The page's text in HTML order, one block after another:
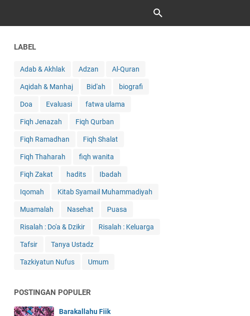
LABEL
Adab & Akhlak Adzan Al-Quran
Aqidah & Manhaj Bid'ah biografi
Doa Evaluasi fatwa ulama
Fiqh Jenazah Fiqh Qurban
Fiqh Ramadhan Fiqh Shalat
Fiqh Thaharah fiqh wanita
Fiqh Zakat hadits Ibadah
Iqomah Kitab Syamail Muhammadiyah
Muamalah Nasehat Puasa
Risalah : Do'a & Dzikir Risalah : Keluarga
Tafsir Tanya Ustadz
Tazkiyatun Nufus Umum
POSTINGAN POPULER
Barakallahu Fiik